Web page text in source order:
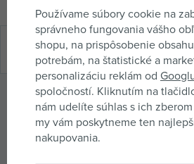
Hodnotenie (1 x)
Odporúčané
K produktu odporúčame dokúpiť
Používame súbory cookie na
správneho fungovania vášho
shopu, na prispôsobenie
potrebám, na štatistické a
personalizáciu reklám od
spoločností. Kliknutím na
nám udelíte súhlas s ich
my vám poskytneme ten
nakupovania.